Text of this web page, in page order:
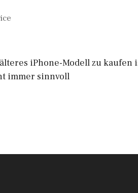
iPhone-Modell zu kaufen
immer sinnvoll